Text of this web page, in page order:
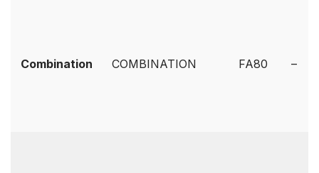
Combination COMBINATION FA80 –